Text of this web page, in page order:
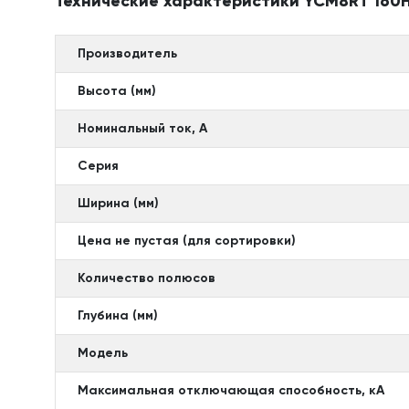
Производитель
Высота (мм)
Номинальный ток, А
Серия
Ширина (мм)
Цена не пустая (для сортировки)
Количество полюсов
Глубина (мм)
Модель
Максимальная отключающая способность, кА